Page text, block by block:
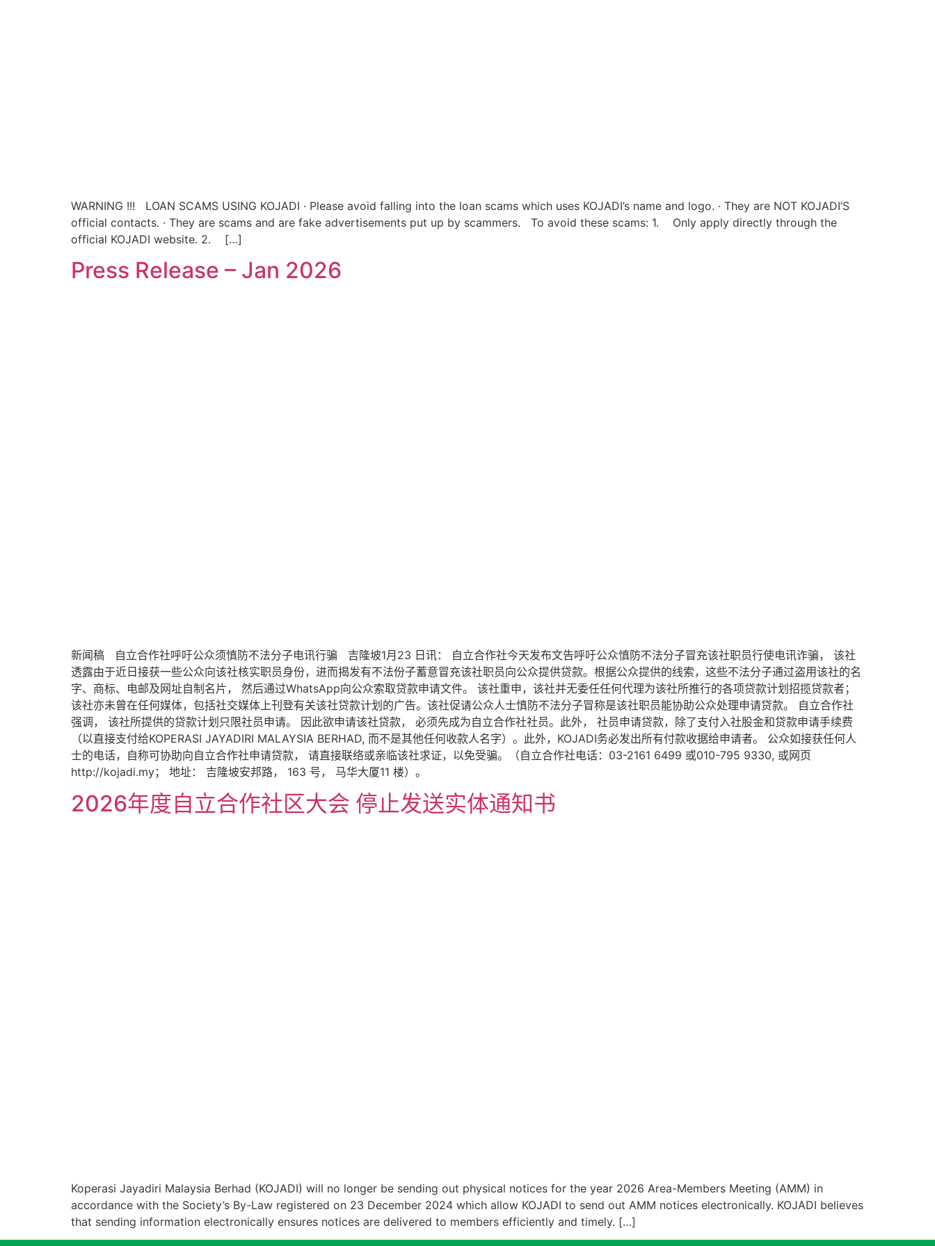
WARNING !!! LOAN SCAMS USING KOJADI · Please avoid falling into the loan scams which uses KOJADI’s name and logo. · They are NOT KOJADI’S
official contacts. · They are scams and are fake advertisements put up by scammers. To avoid these scams: 1. Only apply directly through the
official KOJADI website. 2. […]
Press Release – Jan 2026
新闻稿 自立合作社呼吁公众须慎防不法分子电讯行骗 吉隆坡1月23 日讯： 自立合作社今天发布文告呼吁公众慎防不法分子冒充该社职员行使电讯诈骗， 该社
透露由于近日接获一些公众向该社核实职员身份，进而揭发有不法份子蓄意冒充该社职员向公众提供贷款。根据公众提供的线索，这些不法分子通过盗用该社的名
字、商标、电邮及网址自制名片， 然后通过WhatsApp向公众索取贷款申请文件。 该社重申，该社并无委任任何代理为该社所推行的各项贷款计划招揽贷款者；
该社亦未曾在任何媒体，包括社交媒体上刊登有关该社贷款计划的广告。该社促请公众人士慎防不法分子冒称是该社职员能协助公众处理申请贷款。 自立合作社
强调， 该社所提供的贷款计划只限社员申请。 因此欲申请该社贷款， 必须先成为自立合作社社员。此外， 社员申请贷款，除了支付入社股金和贷款申请手续费
（以直接支付给KOPERASI JAYADIRI MALAYSIA BERHAD, 而不是其他任何收款人名字）。此外，KOJADI务必发出所有付款收据给申请者。 公众如接获任何人
士的电话，自称可协助向自立合作社申请贷款， 请直接联络或亲临该社求证，以免受骗。（自立合作社电话：03-2161 6499 或010-795 9330, 或网页
http://kojadi.my； 地址： 吉隆坡安邦路， 163 号， 马华大厦11 楼）。
2026年度自立合作社区大会 停止发送实体通知书
Koperasi Jayadiri Malaysia Berhad (KOJADI) will no longer be sending out physical notices for the year 2026 Area-Members Meeting (AMM) in
accordance with the Society’s By-Law registered on 23 December 2024 which allow KOJADI to send out AMM notices electronically. KOJADI believes
that sending information electronically ensures notices are delivered to members efficiently and timely. […]